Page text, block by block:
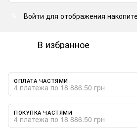
Войти для отображения
В избранное
ОПЛАТА ЧАСТЯМИ
4 платежа по 18 886.50 грн
ПОКУПКА ЧАСТЯМИ
4 платежа по 18 886.50 грн